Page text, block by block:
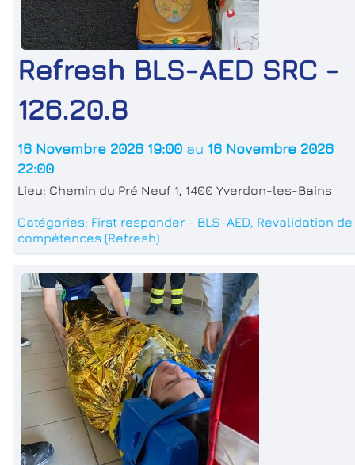
Refresh BLS-AED SRC -
126.20.8
16 Novembre 2026 19:00 au 16 Novembre 2026
22:00
Lieu: Chemin du Pré Neuf 1, 1400 Yverdon-les-Bains
Catégories: First responder - BLS-AED, Revalidation de
compétences (Refresh)